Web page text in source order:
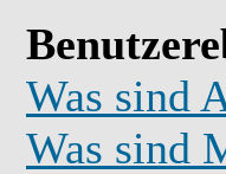
Was sind
Was sind